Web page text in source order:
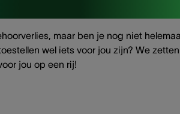
maar ben je nog niet
wel iets voor jou zijn? We
jou op een rij!